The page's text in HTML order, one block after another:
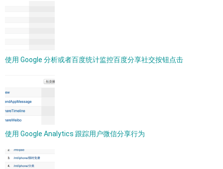
使用 Google 分析或者百度统计监控百度分享社交按钮点击
使用 Google Analytics 跟踪用户微信分享行为